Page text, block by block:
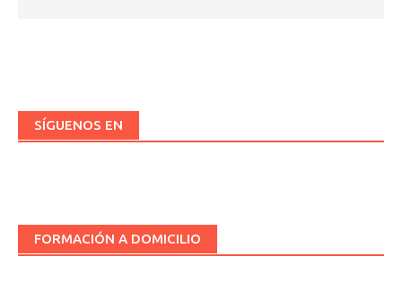
SÍGUENOS EN
FORMACIÓN A DOMICILIO